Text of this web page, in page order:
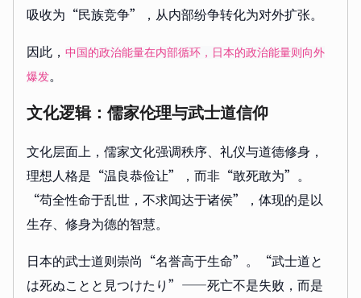
吸收为“民族竞争”，从内部纷争转化为对外扩张。
因此， 中国的政治能量在内部循环，日本的政治能量则向外
爆发。
文化逻辑：儒家伦理与武士道信仰
文化层面上，儒家文化强调秩序、礼仪与道德修身，
理想人格是“温良恭俭让”，而非“敢死敢为”。
“苟全性命于乱世，不求闻达于诸侯”，体现的是以
生存、修身为德的智慧。
日本的武士道则崇尚“名誉高于生命”。“武士道と
は死ぬことと見つけたり”——死亡不是失败，而是